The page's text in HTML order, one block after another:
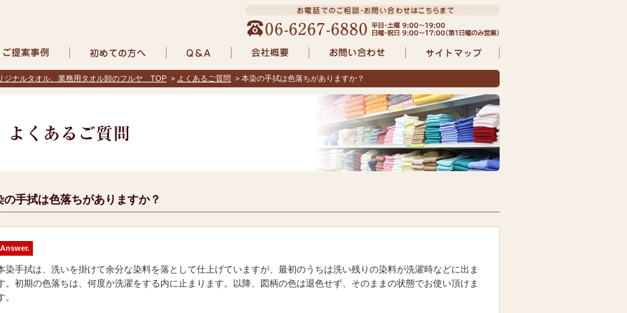
ジナルタオル、業務用タオル卸のフルヤ TOP > よくあるご質問 > 本染の手拭は色落ちがありますか？
の手拭は色落ちがありますか？
Answer.
染手拭は、洗いを掛けて余分な染料を落として仕上げていますが、最初のうちは洗い残りの染料が洗濯時などに出ま
。初期の色落ちは、何度か洗濯をする内に止まります。以降、図柄の色は退色せず、そのままの状態でお使い頂けま
。